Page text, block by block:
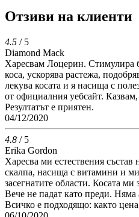
Отзиви на клиенти
4.5 / 5
Diamond Mack
Харесвам Лоцерин. Стимулира
коса, ускорява растежа,
лекува косата и я насища с
от официалния уебсайт. Казвам,
Резултатът е приятен.
04/12/2020
4.8 / 5
Erika Gordon
Харесва ми естествения състав
скалпа, насища с витамини и
засегнатите области. Косата ми
Вече не падат като преди. Няма
Всичко е подходящо: както